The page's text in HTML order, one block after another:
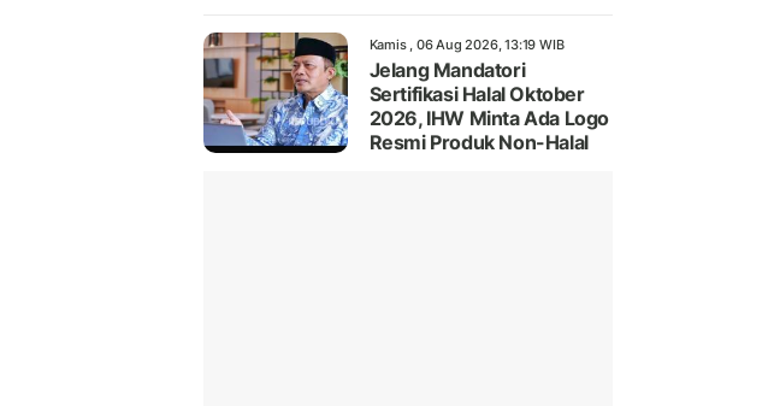
Kamis , 06 Aug 2026, 13:19 WIB
Jelang Mandatori
Sertifikasi Halal Oktober
2026, IHW Minta Ada Logo
Resmi Produk Non-Halal